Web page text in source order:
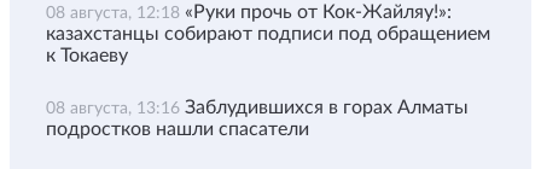
08 августа, 12:18 «Руки прочь от Кок-Жайляу!»:
казахстанцы собирают подписи под обращением
к Токаеву
08 августа, 13:16 Заблудившихся в горах Алматы
подростков нашли спасатели